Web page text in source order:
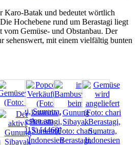
Karo-Batak und bedeutet wörtlich
Hochebene rund um Berastagi liegt
vom Gemüse- und Obstanbau. Der
sehenswert, mit einem vielfältig bunten